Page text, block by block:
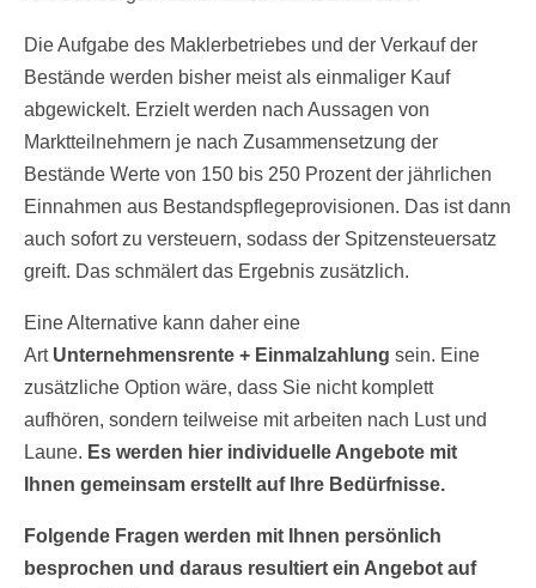
Die Aufgabe des Maklerbetriebes und der Verkauf der
Bestände werden bisher meist als einmaliger Kauf
abgewickelt. Erzielt werden nach Aussagen von
Marktteilnehmern je nach Zusammensetzung der
Bestände Werte von 150 bis 250 Prozent der jährlichen
Einnahmen aus Bestandspflegeprovisionen. Das ist dann
auch sofort zu versteuern, sodass der Spitzensteuersatz
greift. Das schmälert das Ergebnis zusätzlich.
Eine Alternative kann daher eine
Art Unternehmensrente + Einmalzahlung sein. Eine
zusätzliche Option wäre, dass Sie nicht komplett
aufhören, sondern teilweise mit arbeiten nach Lust und
Laune. Es werden hier individuelle Angebote mit
Ihnen gemeinsam erstellt auf Ihre Bedürfnisse.
Folgende Fragen werden mit Ihnen persönlich
besprochen und daraus resultiert ein Angebot auf